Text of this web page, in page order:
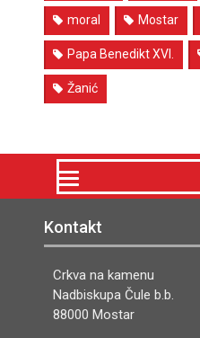
moral Mostar
Papa Benedikt XVI.
Žanić
Kontakt
Crkva na kamenu
Nadbiskupa Čule b.b.
88000 Mostar